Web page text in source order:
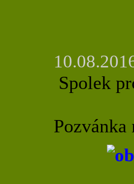
Spolek